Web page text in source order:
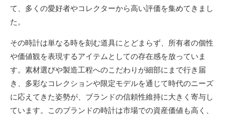
て、多くの愛好者やコレクターから高い評価を集めてきまし
た。
その時計は単なる時を刻む道具にとどまらず、所有者の個性
や価値観を表現するアイテムとしての存在感を放っていま
す。素材選びや製造工程へのこだわりが細部にまで行き届
き、多彩なコレクションや限定モデルを通じて時代のニーズ
に応えてきた姿勢が、ブランドの信頼性維持に大きく寄与し
ています。このブランドの時計は市場での資産価値も高く、